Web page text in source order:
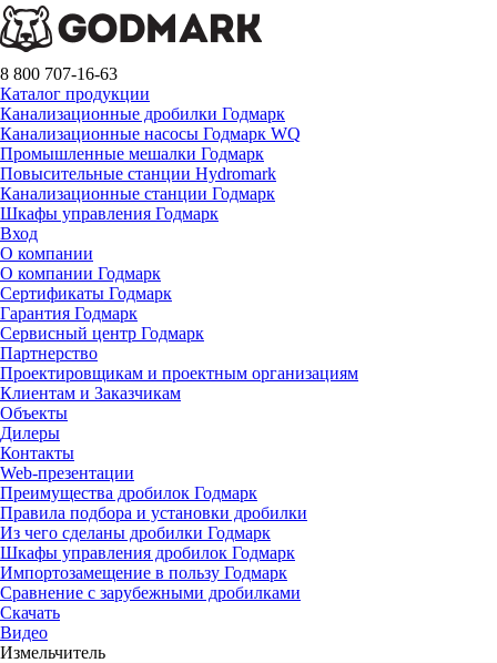
8 800 707-16-63
Каталог продукции
Канализационные дробилки Годмарк
Канализационные насосы Годмарк WQ
Промышленные мешалки Годмарк
Повысительные станции Hydromark
Канализационные станции Годмарк
Шкафы управления Годмарк
Вход
О компании
О компании Годмарк
Сертификаты Годмарк
Гарантия Годмарк
Сервисный центр Годмарк
Партнерство
Проектировщикам и проектным организациям
Клиентам и Заказчикам
Объекты
Дилеры
Контакты
Web-презентации
Преимущества дробилок Годмарк
Правила подбора и установки дробилки
Из чего сделаны дробилки Годмарк
Шкафы управления дробилок Годмарк
Импортозамещение в пользу Годмарк
Сравнение с зарубежными дробилками
Скачать
Видео
Измельчитель